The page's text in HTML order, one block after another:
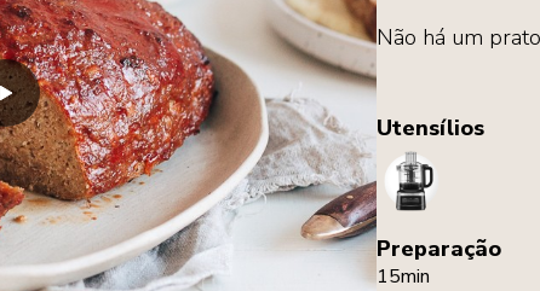
Não há um
Utensílios
FoodProcessor
Preparação
15min